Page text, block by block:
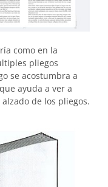
como en la
pliegos
se acostumbra a
que ayuda a ver a
de los pliegos.